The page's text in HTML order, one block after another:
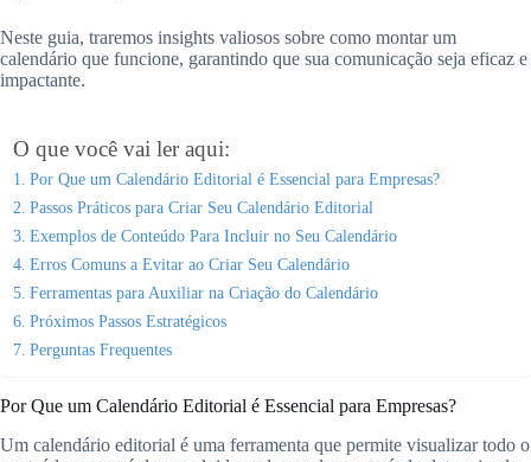
Neste guia, traremos insights valiosos sobre como montar um
calendário que funcione, garantindo que sua comunicação seja eficaz e
impactante.
O que você vai ler aqui:
Por Que um Calendário Editorial é Essencial para Empresas?
Passos Práticos para Criar Seu Calendário Editorial
Exemplos de Conteúdo Para Incluir no Seu Calendário
Erros Comuns a Evitar ao Criar Seu Calendário
Ferramentas para Auxiliar na Criação do Calendário
Próximos Passos Estratégicos
Perguntas Frequentes
Por Que um Calendário Editorial é Essencial para Empresas?
Um calendário editorial é uma ferramenta que permite visualizar todo o